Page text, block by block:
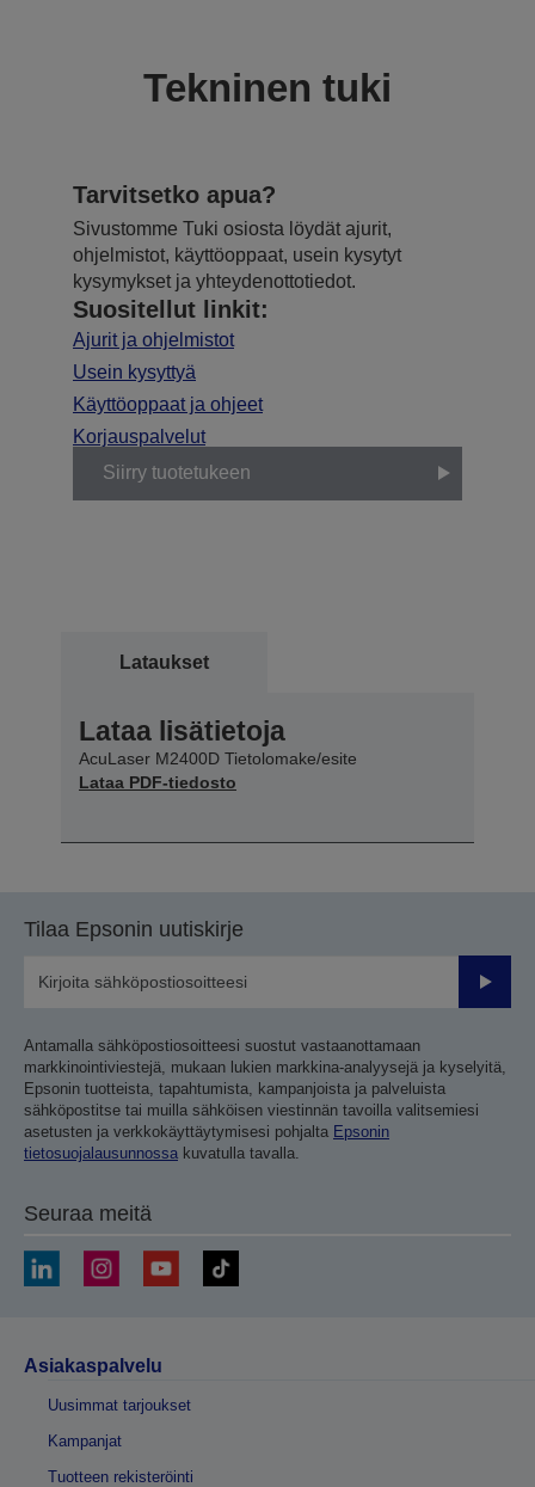
Tekninen tuki
Tarvitsetko apua?
Sivustomme Tuki osiosta löydät ajurit,
ohjelmistot, käyttöoppaat, usein kysytyt
kysymykset ja yhteydenottotiedot.
Suositellut linkit:
Ajurit ja ohjelmistot
Usein kysyttyä
Käyttöoppaat ja ohjeet
Korjauspalvelut
Siirry tuotetukeen
Lataukset
Lataa lisätietoja
AcuLaser M2400D Tietolomake/esite
Lataa PDF-tiedosto
Tilaa Epsonin uutiskirje
Lähetä
Antamalla sähköpostiosoitteesi suostut vastaanottamaan
markkinointiviestejä, mukaan lukien markkina-analyysejä ja kyselyitä,
Epsonin tuotteista, tapahtumista, kampanjoista ja palveluista
sähköpostitse tai muilla sähköisen viestinnän tavoilla valitsemiesi
asetusten ja verkkokäyttäytymisesi pohjalta Epsonin
tietosuojalausunnossa kuvatulla tavalla.
Seuraa meitä
Asiakaspalvelu
Uusimmat tarjoukset
Kampanjat
Tuotteen rekisteröinti